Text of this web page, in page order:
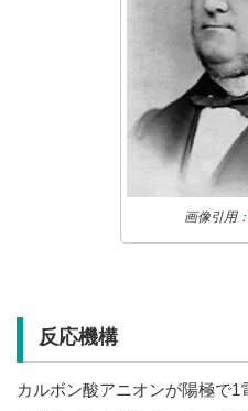
画像引用：
反応機構
カルボン酸アニオンが陽極で